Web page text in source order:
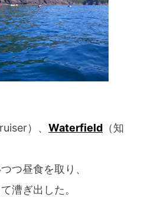
）、 Waterfield （知
つ昼食を取り、
漕ぎ出した。